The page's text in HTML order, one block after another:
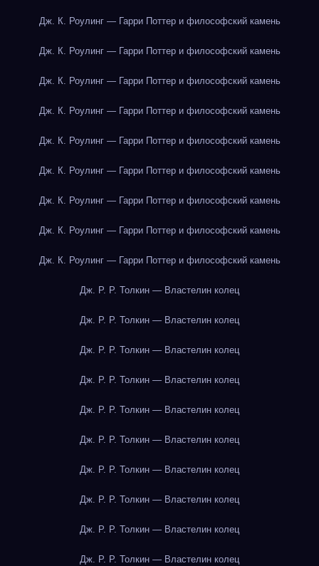
Дж. К. Роулинг — Гарри Поттер и философский камень
Дж. К. Роулинг — Гарри Поттер и философский камень
Дж. К. Роулинг — Гарри Поттер и философский камень
Дж. К. Роулинг — Гарри Поттер и философский камень
Дж. К. Роулинг — Гарри Поттер и философский камень
Дж. К. Роулинг — Гарри Поттер и философский камень
Дж. К. Роулинг — Гарри Поттер и философский камень
Дж. К. Роулинг — Гарри Поттер и философский камень
Дж. К. Роулинг — Гарри Поттер и философский камень
Дж. Р. Р. Толкин — Властелин колец
Дж. Р. Р. Толкин — Властелин колец
Дж. Р. Р. Толкин — Властелин колец
Дж. Р. Р. Толкин — Властелин колец
Дж. Р. Р. Толкин — Властелин колец
Дж. Р. Р. Толкин — Властелин колец
Дж. Р. Р. Толкин — Властелин колец
Дж. Р. Р. Толкин — Властелин колец
Дж. Р. Р. Толкин — Властелин колец
Дж. Р. Р. Толкин — Властелин колец